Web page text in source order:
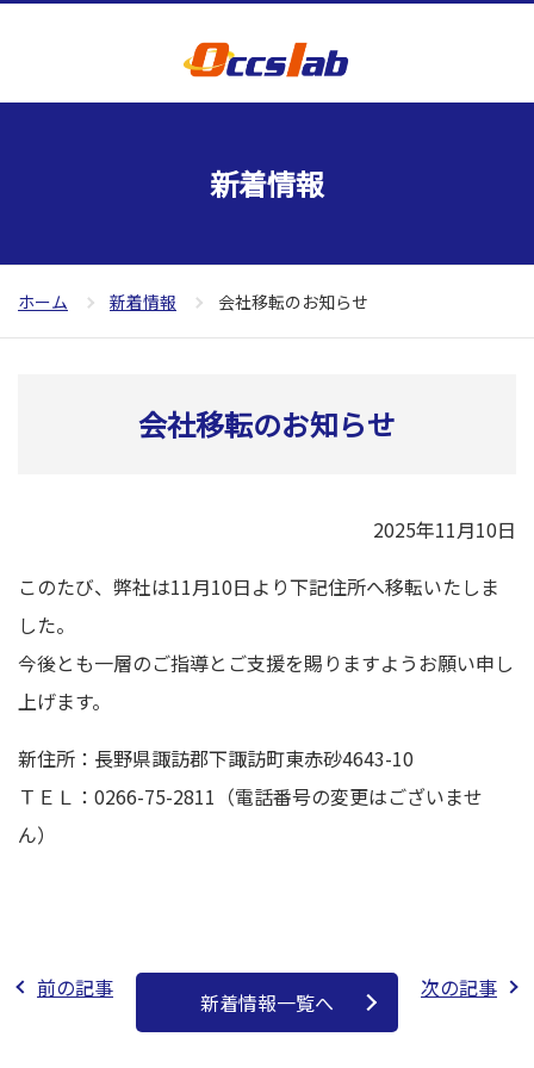
新着情報
ホーム 新着情報 会社移転のお知らせ
会社移転のお知らせ
2025年11月10日
このたび、弊社は11月10日より下記住所へ移転いたしま
した。
今後とも一層のご指導とご支援を賜りますようお願い申し
上げます。
新住所：長野県諏訪郡下諏訪町東赤砂4643-10
ＴＥＬ：0266-75-2811（電話番号の変更はございませ
ん）
前の記事 次の記事
新着情報一覧へ